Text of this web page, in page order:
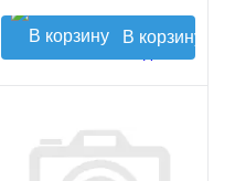
В корзину